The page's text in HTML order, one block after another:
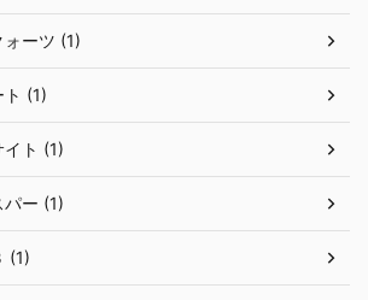
ーツ (1)
ト (1)
ト (1)
ー (1)
(1)